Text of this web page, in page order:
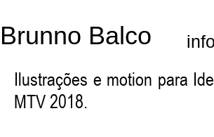
Brunno Balco info
Ilustrações e motion para
MTV 2018.